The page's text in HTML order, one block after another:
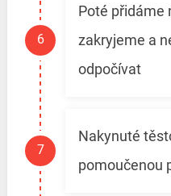
Poté přidáme
zakryjeme a
odpočívat
Nakynuté
pomoučenou